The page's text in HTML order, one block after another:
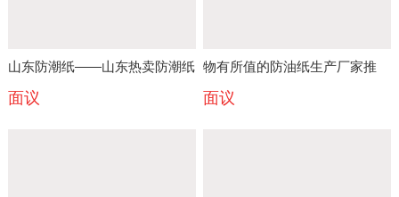
山东防潮纸——山东热卖防潮纸
推荐
面议
物有所值的防油纸生产厂家推
荐：销售防油纸
面议